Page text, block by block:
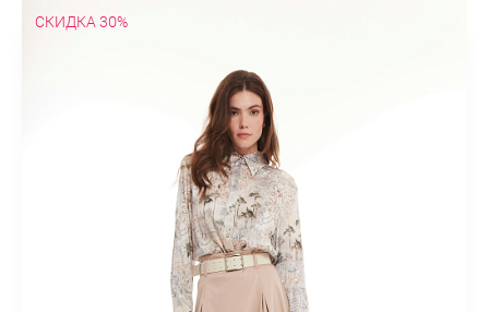
СКИДКА 30%